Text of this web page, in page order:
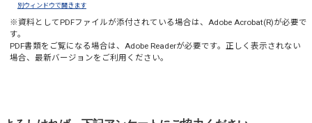
別ウィンドウで開きます
※資料としてPDFファイルが添付されている場合は、 Adobe Acrobat(R)が必要で
す。
PDF書類をご覧になる場合は、 Adobe Readerが必要です。正しく表示されない
場合、最新バージョンをご利用ください。